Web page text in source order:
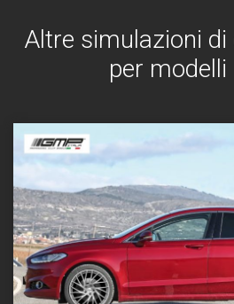
Altre simulazioni di
per modelli